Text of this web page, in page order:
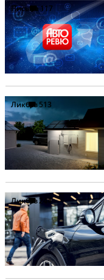
Письма117
Ликбез513
Ликбез244